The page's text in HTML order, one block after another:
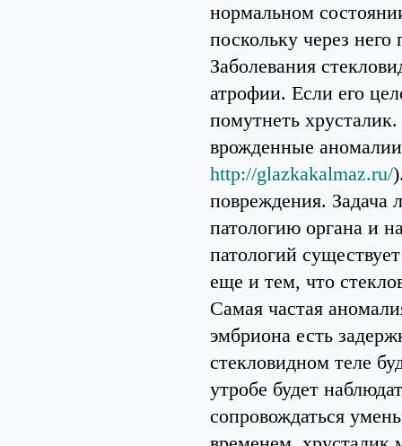
нормальном
поскольку через него
Заболевания
атрофии. Если его
помутнеть
врожденные
http://glazkakalmaz.ru/
повреждения. Задача
патологию органа и
патологий
еще и тем, что
Самая частая
эмбриона есть
стекловидном теле
утробе будет
сопровождаться